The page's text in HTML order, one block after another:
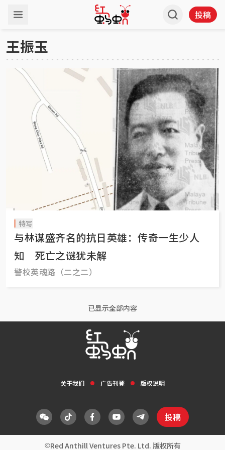
投稿
王振玉
特写
与林谋盛齐名的抗日英雄：传奇一生少人
知 死亡之谜犹未解
警校英魂路（二之二）
已显示全部内容
关于我们 广告刊登 版权说明
投稿
Red Anthill Ventures Pte. Ltd. 版权所有